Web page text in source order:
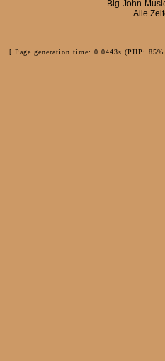
Big-John-
Alle
[ Page generation time: 0.0443s (PHP: